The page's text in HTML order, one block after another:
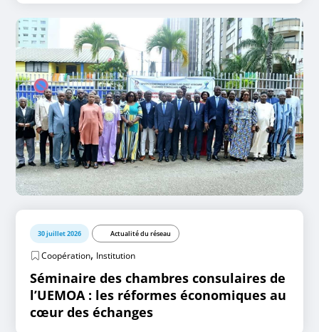
30 juillet 2026 Actualité du réseau
Coopération, Institution
Séminaire des chambres consulaires de
l’UEMOA : les réformes économiques au
cœur des échanges